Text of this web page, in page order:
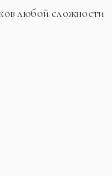
любой сложности